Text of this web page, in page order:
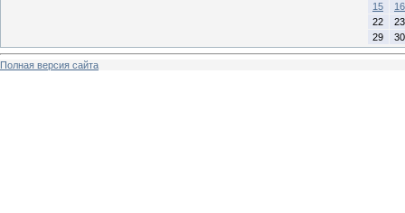
15
16
22
23
29
30
Полная версия сайта